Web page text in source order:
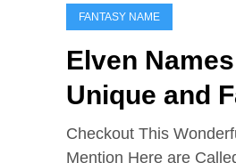
FANTASY NAME
Elven
Unique and
The Worlds
Checkout This
Mention Here are